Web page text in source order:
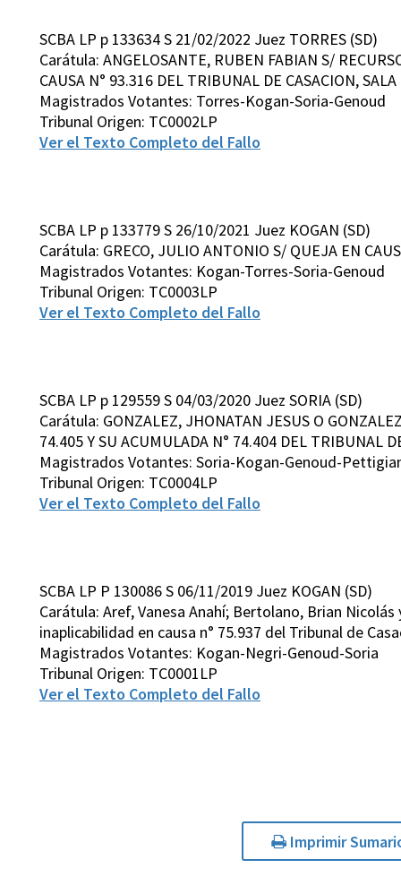
SCBA LP p 133634 S 21/02/2022 Juez TORRES (SD)
Carátula: ANGELOSANTE, RUBEN FABIAN S/
CAUSA N° 93.316 DEL TRIBUNAL DE CASACION,
Magistrados Votantes: Torres-Kogan-Soria-Genoud
Tribunal Origen: TC0002LP
Ver el Texto Completo del Fallo
SCBA LP p 133779 S 26/10/2021 Juez KOGAN (SD)
Carátula: GRECO, JULIO ANTONIO S/ QUEJA EN
Magistrados Votantes: Kogan-Torres-Soria-Genoud
Tribunal Origen: TC0003LP
Ver el Texto Completo del Fallo
SCBA LP p 129559 S 04/03/2020 Juez SORIA (SD)
Carátula: GONZALEZ, JHONATAN JESUS O
74.405 Y SU ACUMULADA N° 74.404 DEL TRIBUNAL
Magistrados Votantes: Soria-Kogan-Genoud-
Tribunal Origen: TC0004LP
Ver el Texto Completo del Fallo
SCBA LP P 130086 S 06/11/2019 Juez KOGAN (SD)
Carátula: Aref, Vanesa Anahí; Bertolano, Brian
inaplicabilidad en causa n° 75.937 del Tribunal de
Magistrados Votantes: Kogan-Negri-Genoud-Soria
Tribunal Origen: TC0001LP
Ver el Texto Completo del Fallo
Imprimir